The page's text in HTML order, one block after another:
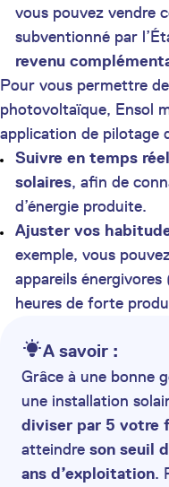
vous pouvez vendre
subventionné par
revenu
Pour vous permettre
photovoltaïque, Ensol
application de pilotage
Suivre en temps
solaires, afin de
d’énergie produite.
Ajuster vos
exemple, vous
appareils
heures de forte
A savoir :
Grâce à une bonne
une installation
diviser par 5 votre
atteindre son seuil
ans d’exploitation.